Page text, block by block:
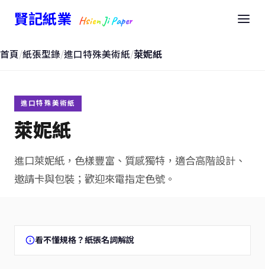
賢記紙業 Hsien Ji Paper
首頁/紙張型錄/進口特殊美術紙/萊妮紙
進口特殊美術紙
萊妮紙
進口萊妮紙，色樣豐富、質感獨特，適合高階設計、
邀請卡與包裝；歡迎來電指定色號。
看不懂規格？紙張名詞解說